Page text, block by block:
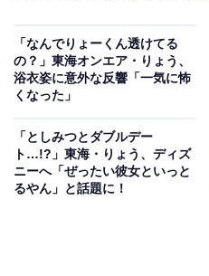
「なんでりょーくん透けてる
の？」東海オンエア・りょう、
浴衣姿に意外な反響「一気に怖
くなった」
「としみつとダブルデー
ト…!?」東海・りょう、ディズ
ニーへ「ぜったい彼女といっと
るやん」と話題に！